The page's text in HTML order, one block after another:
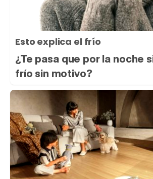
Esto explica el frío
¿Te pasa que por la noche
frío sin motivo?